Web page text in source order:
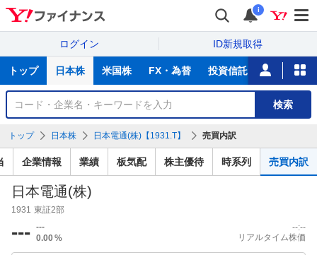
i
ログイン ID新規取得
サ
トップ 日本株 米国株 FX・為替 投資信託 ニュース
銘
検
検索
トップ 日本株 日本電通(株)【1931.T】 売買内訳
企業情報 業績 板気配 株主優待 時系列 売買内訳
日本電通(株)
1931 東証2部
--- ---
0.00%
--:--
リアルタイム株価